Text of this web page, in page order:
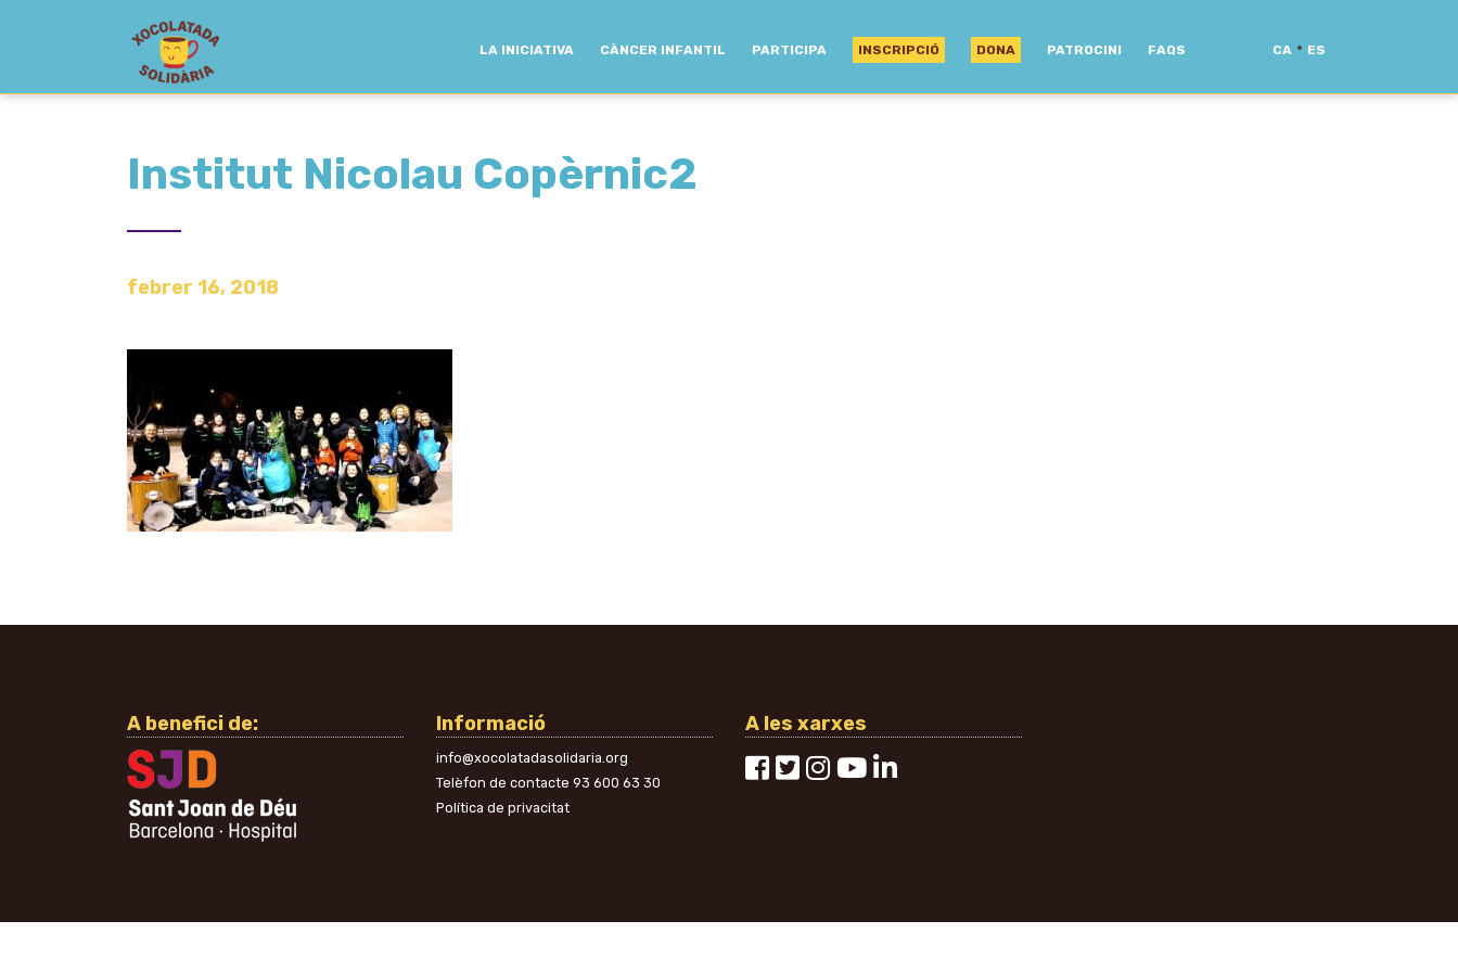
LA INICIATIVA CÀNCER INFANTIL PARTICIPA INSCRIPCIÓ DONA PATROCINI FAQS CA · ES
Institut Nicolau Copèrnic2
febrer 16, 2018
A benefici de: Informació
info@xocolatadasolidaria.org
Telèfon de contacte 93 600 63 30
Política de privacitat
A les xarxes